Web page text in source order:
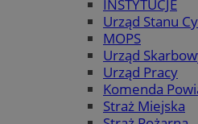
INSTYTUCJE
Urząd Stanu
MOPS
Urząd
Urząd Pracy
Komenda
Straż Miejska